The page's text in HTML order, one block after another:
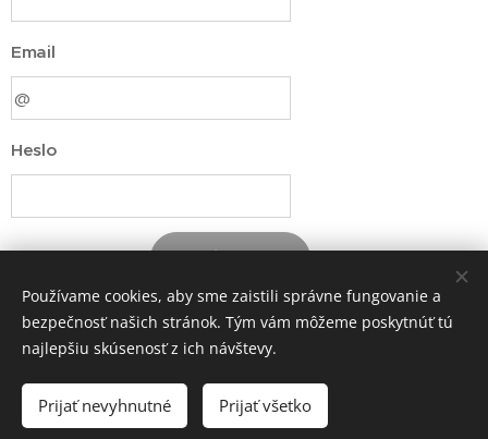
Email
Heslo
Registrovať
MiRCi since 2008
Vytvorené službouWebnode
Používame cookies, aby sme zaistili správne fungovanie a
bezpečnosť našich stránok. Tým vám môžeme poskytnúť tú
najlepšiu skúsenosť z ich návštevy.
Prijať nevyhnutné Prijať všetko